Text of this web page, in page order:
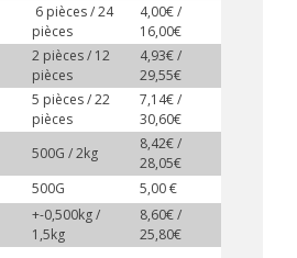
6 pièces / 24
pièces
4,00€ /
16,00€
2 pièces / 12
pièces
4,93€ /
29,55€
5 pièces / 22
pièces
7,14€ /
30,60€
500G / 2kg
8,42€ /
28,05€
500G
5,00 €
+-0,500kg /
1,5kg
8,60€ /
25,80€